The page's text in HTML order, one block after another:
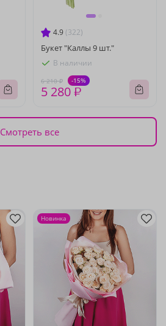
4.9 (322)
Букет "Каллы 9 шт."
В наличии
6 210 ₽ -15%
5 280 ₽
Смотреть все
Новинка